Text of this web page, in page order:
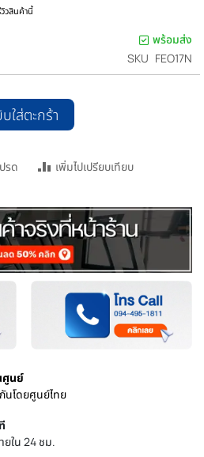
วสินค้านี้
พร้อมส่ง
SKU FEO17N
ใส่ตะกร้า
รด เพิ่มไปเปรียบเทียบ
ศูนย์
นโดยศูนย์ไทย
ยใน 24 ชม.